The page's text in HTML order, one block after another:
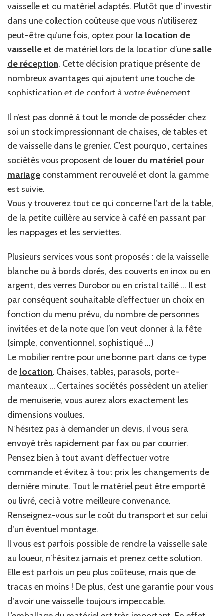
vaisselle et du matériel adaptés. Plutôt que d’investir
dans une collection coûteuse que vous n’utiliserez
peut-être qu’une fois, optez pour la location de
vaisselleet de matériel lors de la location d’une salle
de réception. Cette décision pratique présente de
nombreux avantages qui ajoutent une touche de
sophistication et de confort à votre événement.
Il n’est pas donné à tout le monde de posséder chez
soi un stock impressionnant de chaises, de tables et
de vaisselle dans le grenier. C’est pourquoi, certaines
sociétés vous proposent de louer du matériel pour
mariage constamment renouvelé et dont la gamme
est suivie.
Vous y trouverez tout ce qui concerne l’art de la table,
de la petite cuillère au service à café en passant par
les nappages et les serviettes.
Plusieurs services vous sont proposés : de la vaisselle
blanche ou à bords dorés, des couverts en inox ou en
argent, des verres Durobor ou en cristal taillé … Il est
par conséquent souhaitable d’effectuer un choix en
fonction du menu prévu, du nombre de personnes
invitées et de la note que l’on veut donner à la fête
(simple, conventionnel, sophistiqué …)
Le mobilier rentre pour une bonne part dans ce type
de location. Chaises, tables, parasols, porte-
manteaux … Certaines sociétés possèdent un atelier
de menuiserie, vous aurez alors exactement les
dimensions voulues.
N’hésitez pas à demander un devis, il vous sera
envoyé très rapidement par fax ou par courrier.
Pensez bien à tout avant d’effectuer votre
commande et évitez à tout prix les changements de
dernière minute. Tout le matériel peut être emporté
ou livré, ceci à votre meilleure convenance.
Renseignez-vous sur le coût du transport et sur celui
d’un éventuel montage.
Il vous est parfois possible de rendre la vaisselle sale
au loueur, n’hésitez jamais et prenez cette solution.
Elle est parfois un peu plus coûteuse, mais que de
tracas en moins ! De plus, c’est une garantie pour vous
d’avoir une vaisselle toujours impeccable.